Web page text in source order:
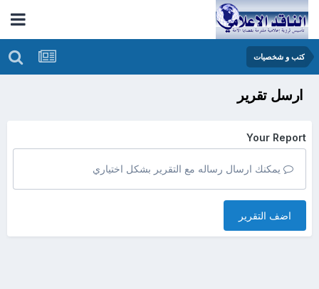
كتب و شخصيات
ارسل تقرير
Your Report
يمكنك ارسال رساله مع التقرير بشكل اختياري
اضف التقرير